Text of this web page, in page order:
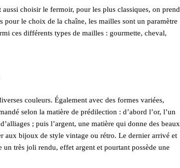
choisir le fermoir, pour les plus classiques, on prend
le choix de la chaîne, les mailles sont un paramètre
ces différents types de mailles : gourmette, cheval,
couleurs. Également avec des formes variées,
selon la matière de prédilection : d’abord l’or, l’un
; puis l’argent, une matière qui donne des beaux
aux bijoux de style vintage ou rétro. Le dernier arrivé et
très joli rendu, effet argent et pourtant possède une